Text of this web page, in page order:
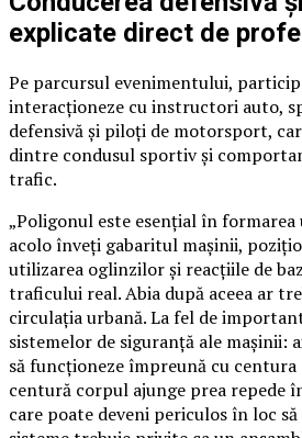
explicate direct de
Pe parcursul evenimentului,
interacționeze cu instructori auto,
defensivă și piloți de motorsport,
dintre condusul sportiv și
trafic.
„Poligonul este esențial în
acolo înveți gabaritul mașinii,
utilizarea oglinzilor și reacțiile de
traficului real. Abia după aceea ar
circulația urbană. La fel de
sistemelor de siguranță ale mașinii:
să funcționeze împreună cu
centură corpul ajunge prea repede
care poate deveni periculos în loc